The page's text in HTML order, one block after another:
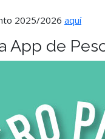
2025/2026 aquí
App de